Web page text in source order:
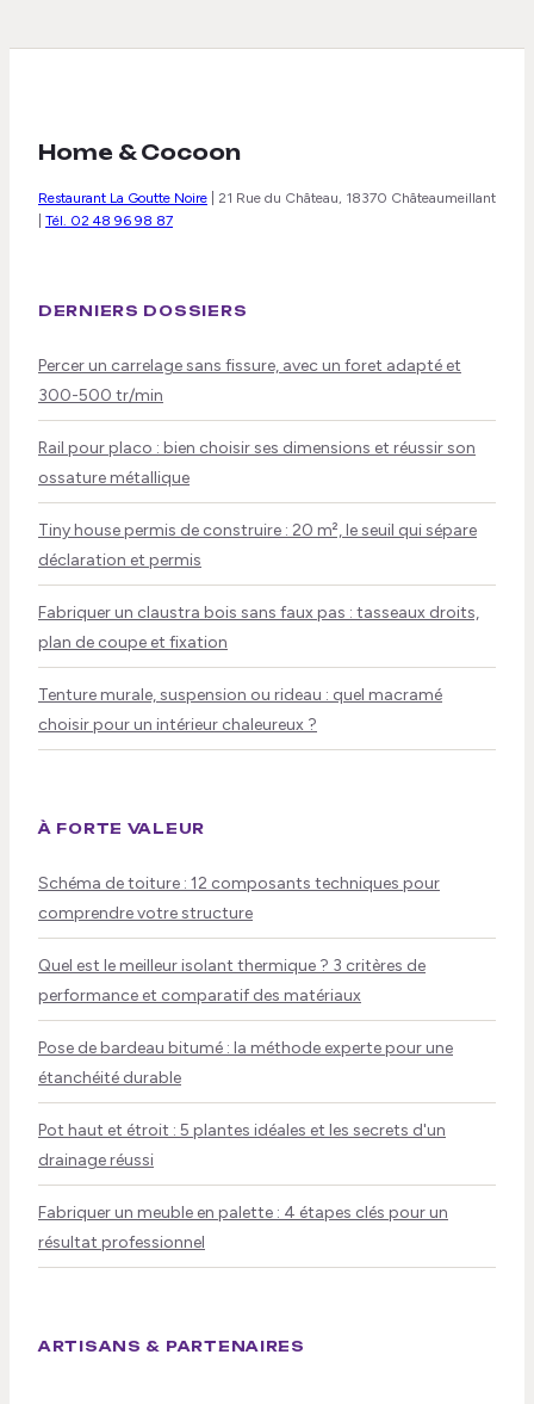
Home & Cocoon
Restaurant La Goutte Noire
21 Rue du Château, 18370 Châteaumeillant
Tél. 02 48 96 98 87
DERNIERS DOSSIERS
Percer un carrelage sans fissure, avec un foret adapté et
300-500 tr/min
Rail pour placo : bien choisir ses dimensions et réussir son
ossature métallique
Tiny house permis de construire : 20 m², le seuil qui sépare
déclaration et permis
Fabriquer un claustra bois sans faux pas : tasseaux droits,
plan de coupe et fixation
Tenture murale, suspension ou rideau : quel macramé
choisir pour un intérieur chaleureux ?
À FORTE VALEUR
Schéma de toiture : 12 composants techniques pour
comprendre votre structure
Quel est le meilleur isolant thermique ? 3 critères de
performance et comparatif des matériaux
Pose de bardeau bitumé : la méthode experte pour une
étanchéité durable
Pot haut et étroit : 5 plantes idéales et les secrets d'un
drainage réussi
Fabriquer un meuble en palette : 4 étapes clés pour un
résultat professionnel
ARTISANS & PARTENAIRES